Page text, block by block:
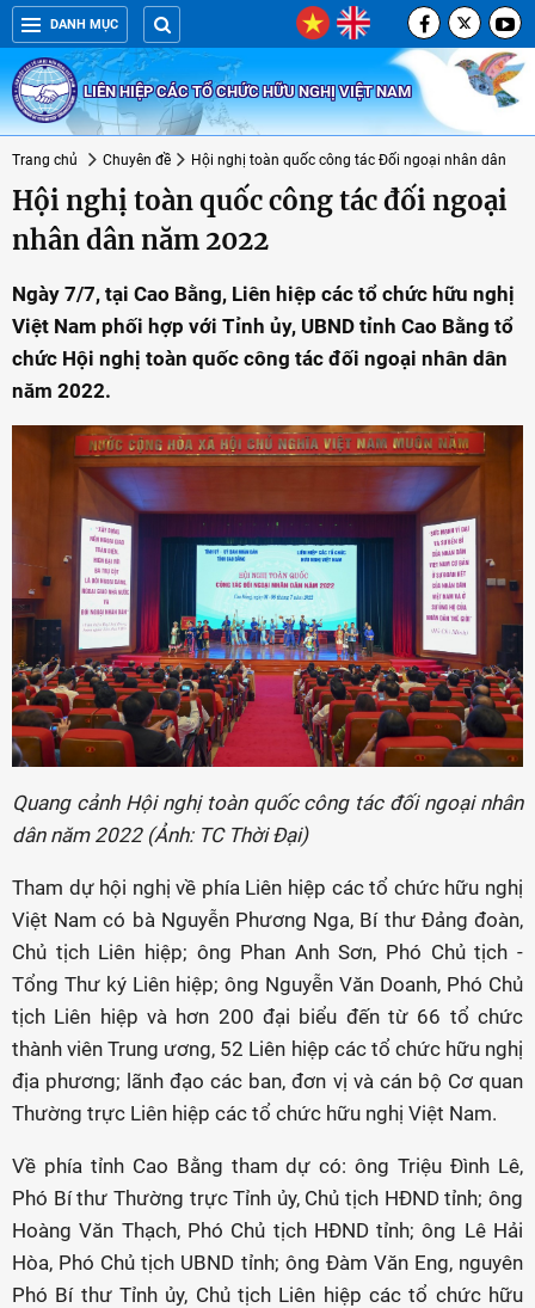
DANH MỤC
LIÊN HIỆP CÁC TỔ CHỨC HỮU NGHỊ VIỆT NAM
Trang chủ Chuyên đề Hội nghị toàn quốc công tác Đối ngoại nhân dân
Hội nghị toàn quốc công tác đối ngoại
nhân dân năm 2022
Ngày 7/7, tại Cao Bằng, Liên hiệp các tổ chức hữu nghị
Việt Nam phối hợp với Tỉnh ủy, UBND tỉnh Cao Bằng tổ
chức Hội nghị toàn quốc công tác đối ngoại nhân dân
năm 2022.
Quang cảnh Hội nghị toàn quốc công tác đối ngoại nhân
dân năm 2022 (Ảnh: TC Thời Đại)
Tham dự hội nghị về phía Liên hiệp các tổ chức hữu nghị
Việt Nam có bà Nguyễn Phương Nga, Bí thư Đảng đoàn,
Chủ tịch Liên hiệp; ông Phan Anh Sơn, Phó Chủ tịch -
Tổng Thư ký Liên hiệp; ông Nguyễn Văn Doanh, Phó Chủ
tịch Liên hiệp và hơn 200 đại biểu đến từ 66 tổ chức
thành viên Trung ương, 52 Liên hiệp các tổ chức hữu nghị
địa phương; lãnh đạo các ban, đơn vị và cán bộ Cơ quan
Thường trực Liên hiệp các tổ chức hữu nghị Việt Nam.
Về phía tỉnh Cao Bằng tham dự có: ông Triệu Đình Lê,
Phó Bí thư Thường trực Tỉnh ủy, Chủ tịch HĐND tỉnh; ông
Hoàng Văn Thạch, Phó Chủ tịch HĐND tỉnh; ông Lê Hải
Hòa, Phó Chủ tịch UBND tỉnh; ông Đàm Văn Eng, nguyên
Phó Bí thư Tỉnh ủy, Chủ tịch Liên hiệp các tổ chức hữu